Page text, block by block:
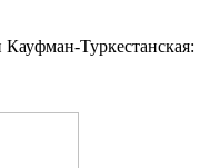
Туркестанская: